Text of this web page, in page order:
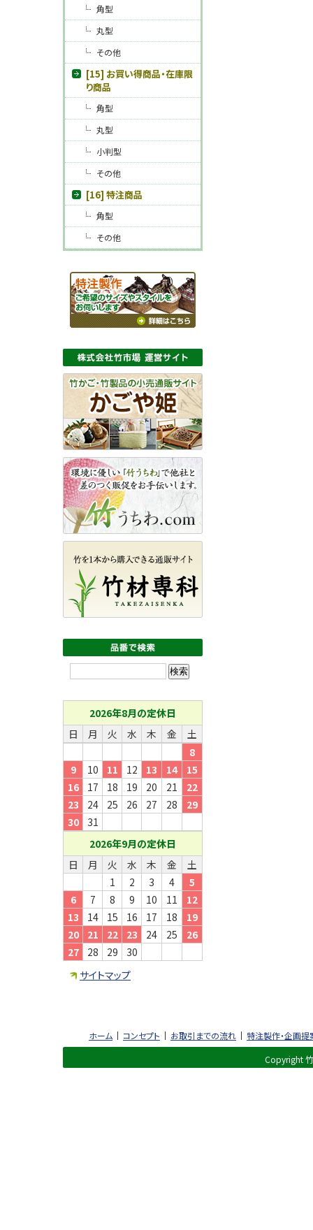
角型
丸型
その他
[15] お買い得商品・在庫限
り商品
角型
丸型
小判型
その他
[16] 特注商品
角型
その他
2026年8月の定休日
日
月 火 水 木 金
土
8
9
10 11 12 13 14
15
16
17 18 19 20 21
22
23
24 25 26 27 28
29
30
31
2026年9月の定休日
日
月 火 水 木 金
土
1
2 3 4
5
6
7 8 9 10 11
12
13
14 15 16 17 18
19
20
21 22 23 24 25
26
27
28 29
30
サイトマップ
ホーム コンセプト お取引までの流れ
特注製作・企画提
Copyright 竹